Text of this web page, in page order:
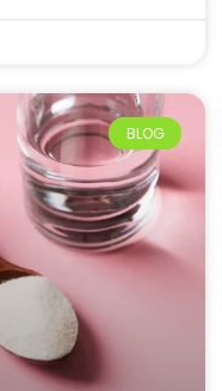
BLOG